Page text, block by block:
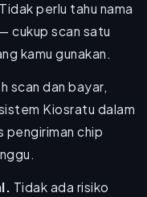
Tidak perlu tahu nama
cukup scan satu
kamu gunakan.
scan dan bayar,
Kiosratu dalam
chip
Tidak ada risiko